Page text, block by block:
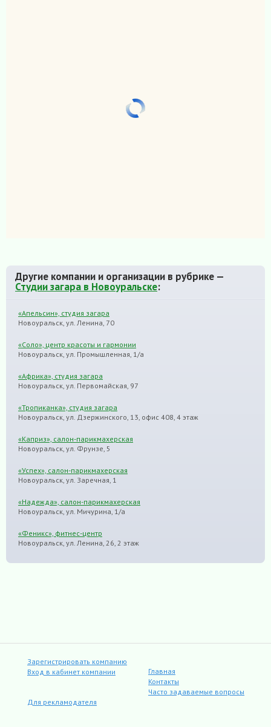
Другие компании и организации в рубрике —
Студии загара в Новоуральске:
«Апельсин», студия загара
Новоуральск, ул. Ленина, 70
«Соло», центр красоты и гармонии
Новоуральск, ул. Промышленная, 1/а
«Африка», студия загара
Новоуральск, ул. Первомайская, 97
«Тропиканка», студия загара
Новоуральск, ул. Дзержинского, 13, офис 408, 4 этаж
«Каприз», салон-парикмахерская
Новоуральск, ул. Фрунзе, 5
«Успех», салон-парикмахерская
Новоуральск, ул. Заречная, 1
«Надежда», салон-парикмахерская
Новоуральск, ул. Мичурина, 1/а
«Феникс», фитнес-центр
Новоуральск, ул. Ленина, 26, 2 этаж
Зарегистрировать компанию
Вход в кабинет компании
Главная
Контакты
Часто задаваемые вопросы
Для рекламодателя